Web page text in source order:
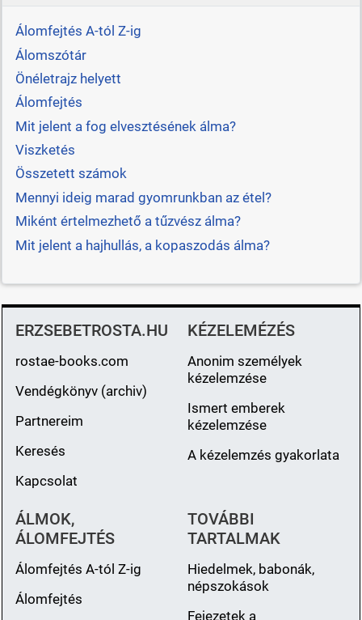
Álomfejtés A-tól Z-ig
Álomszótár
Önéletrajz helyett
Álomfejtés
Mit jelent a fog elvesztésének álma?
Viszketés
Összetett számok
Mennyi ideig marad gyomrunkban az étel?
Miként értelmezhető a tűzvész álma?
Mit jelent a hajhullás, a kopaszodás álma?
ERZSEBETROSTA.HU
rostae-books.com
Vendégkönyv (archiv)
Partnereim
Keresés
Kapcsolat
KÉZELEMÉZÉS
Anonim személyek
kézelemzése
Ismert emberek
kézelemzése
A kézelemzés gyakorlata
ÁLMOK,
ÁLOMFEJTÉS
Álomfejtés A-tól Z-ig
Álomfejtés
TOVÁBBI
TARTALMAK
Hiedelmek, babonák,
népszokások
Fejezetek a